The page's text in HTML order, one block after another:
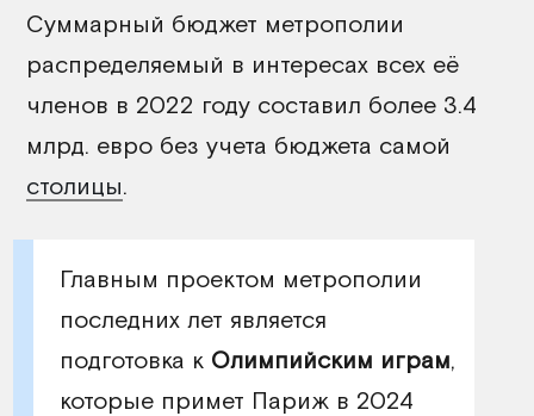
Суммарный бюджет метрополии
распределяемый в интересах всех её
членов в 2022 году составил более 3.4
млрд. евро без учета бюджета самой
столицы.
Главным проектом метрополии
последних лет является
подготовка к Олимпийским играм,
которые примет Париж в 2024